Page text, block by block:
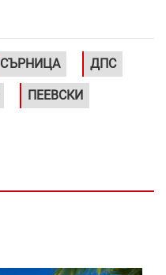
СЪРНИЦА ДПС
ПЕЕВСКИ